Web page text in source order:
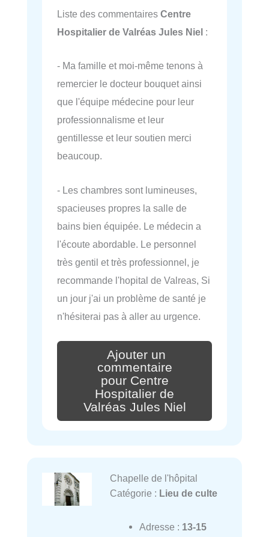
Liste des commentaires Centre
Hospitalier de Valréas Jules Niel :
- Ma famille et moi-même tenons à
remercier le docteur bouquet ainsi
que l'équipe médecine pour leur
professionnalisme et leur
gentillesse et leur soutien merci
beaucoup.
- Les chambres sont lumineuses,
spacieuses propres la salle de
bains bien équipée. Le médecin a
l'écoute abordable. Le personnel
très gentil et très professionnel, je
recommande l'hopital de Valreas, Si
un jour j'ai un problème de santé je
n'hésiterai pas à aller au urgence.
Ajouter un
commentaire
pour Centre
Hospitalier de
Valréas Jules Niel
Chapelle de l'hôpital
Catégorie : Lieu de culte
Adresse : 13-15